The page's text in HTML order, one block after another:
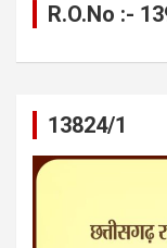
R.O.No :-
13824/1